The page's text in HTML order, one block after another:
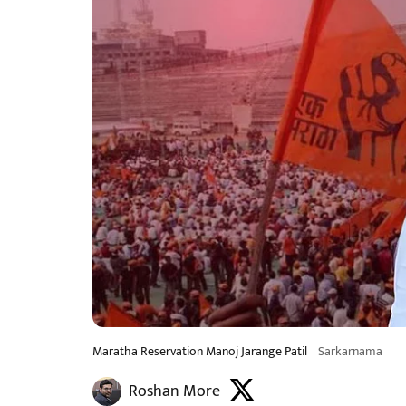
Maratha Reservation Manoj Jarange Patil Sarkarnama
Roshan More